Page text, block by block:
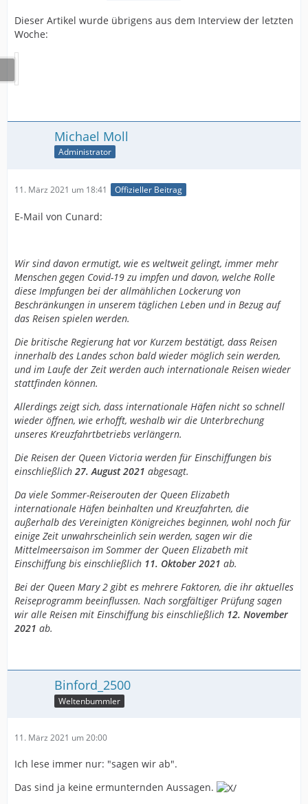
Dieser Artikel wurde übrigens aus dem Interview der letzten
Woche:
Michael Moll
Administrator
11. März 2021 um 18:41 Offizieller Beitrag
E-Mail von Cunard:
Wir sind davon ermutigt, wie es weltweit gelingt, immer mehr
Menschen gegen Covid-19 zu impfen und davon, welche Rolle
diese Impfungen bei der allmählichen Lockerung von
Beschränkungen in unserem täglichen Leben und in Bezug auf
das Reisen spielen werden.
Die britische Regierung hat vor Kurzem bestätigt, dass Reisen
innerhalb des Landes schon bald wieder möglich sein werden,
und im Laufe der Zeit werden auch internationale Reisen wieder
stattfinden können.
Allerdings zeigt sich, dass internationale Häfen nicht so schnell
wieder öffnen, wie erhofft, weshalb wir die Unterbrechung
unseres Kreuzfahrtbetriebs verlängern.
Die Reisen der Queen Victoria werden für Einschiffungen bis
einschließlich 27. August 2021 abgesagt.
Da viele Sommer-Reiserouten der Queen Elizabeth
internationale Häfen beinhalten und Kreuzfahrten, die
außerhalb des Vereinigten Königreiches beginnen, wohl noch für
einige Zeit unwahrscheinlich sein werden, sagen wir die
Mittelmeersaison im Sommer der Queen Elizabeth mit
Einschiffung bis einschließlich 11. Oktober 2021 ab.
Bei der Queen Mary 2 gibt es mehrere Faktoren, die ihr aktuelles
Reiseprogramm beeinflussen. Nach sorgfältiger Prüfung sagen
wir alle Reisen mit Einschiffung bis einschließlich 12. November
2021 ab.
Binford_2500
Weltenbummler
11. März 2021 um 20:00
Ich lese immer nur: "sagen wir ab".
Das sind ja keine ermunternden Aussagen.